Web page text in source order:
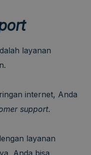
layanan
internet, Anda
support.
layanan
Anda bisa